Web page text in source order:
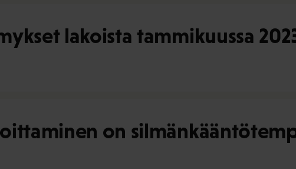
lakoista tammikuussa
on